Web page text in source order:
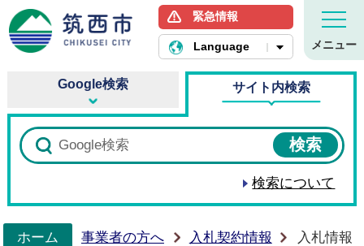
筑西市ホームページ
緊急情報
Language メニュー
Google検索 サイト内検索
検索について
ホーム
事業者の方へ 入札契約情報 入札情報